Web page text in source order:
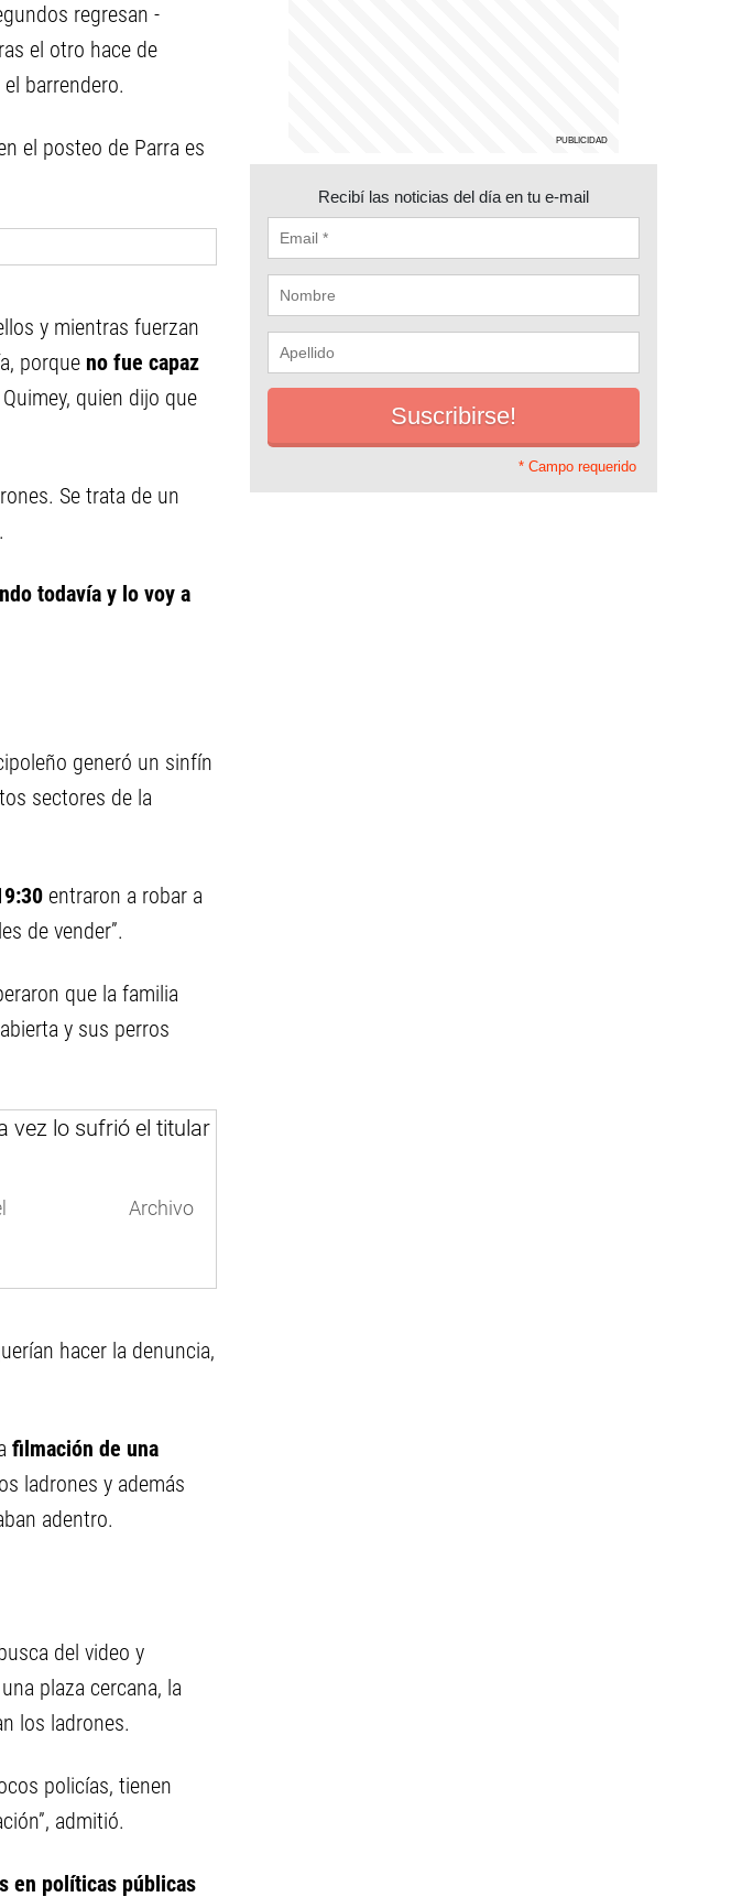
regresan -
el otro hace de
barrendero.
el posteo de Parra es
y mientras fuerzan
porque no fue capaz
quien dijo que
Se trata de un
todavía y lo voy a
generó un sinfín
sectores de la
entraron a robar a
de vender”.
que la familia
y sus perros
Archivo
hacer la denuncia,
filmación de una
ladrones y además
adentro.
del video y
plaza cercana, la
los ladrones.
policías, tienen
admitió.
en políticas públicas
Recibí las noticias del día en tu e-mail
* Campo requerido